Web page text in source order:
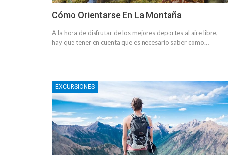
Cómo Orientarse En La Montaña
A la hora de disfrutar de los mejores deportes al aire libre,
hay que tener en cuenta que es necesario saber cómo…
EXCURSIONES